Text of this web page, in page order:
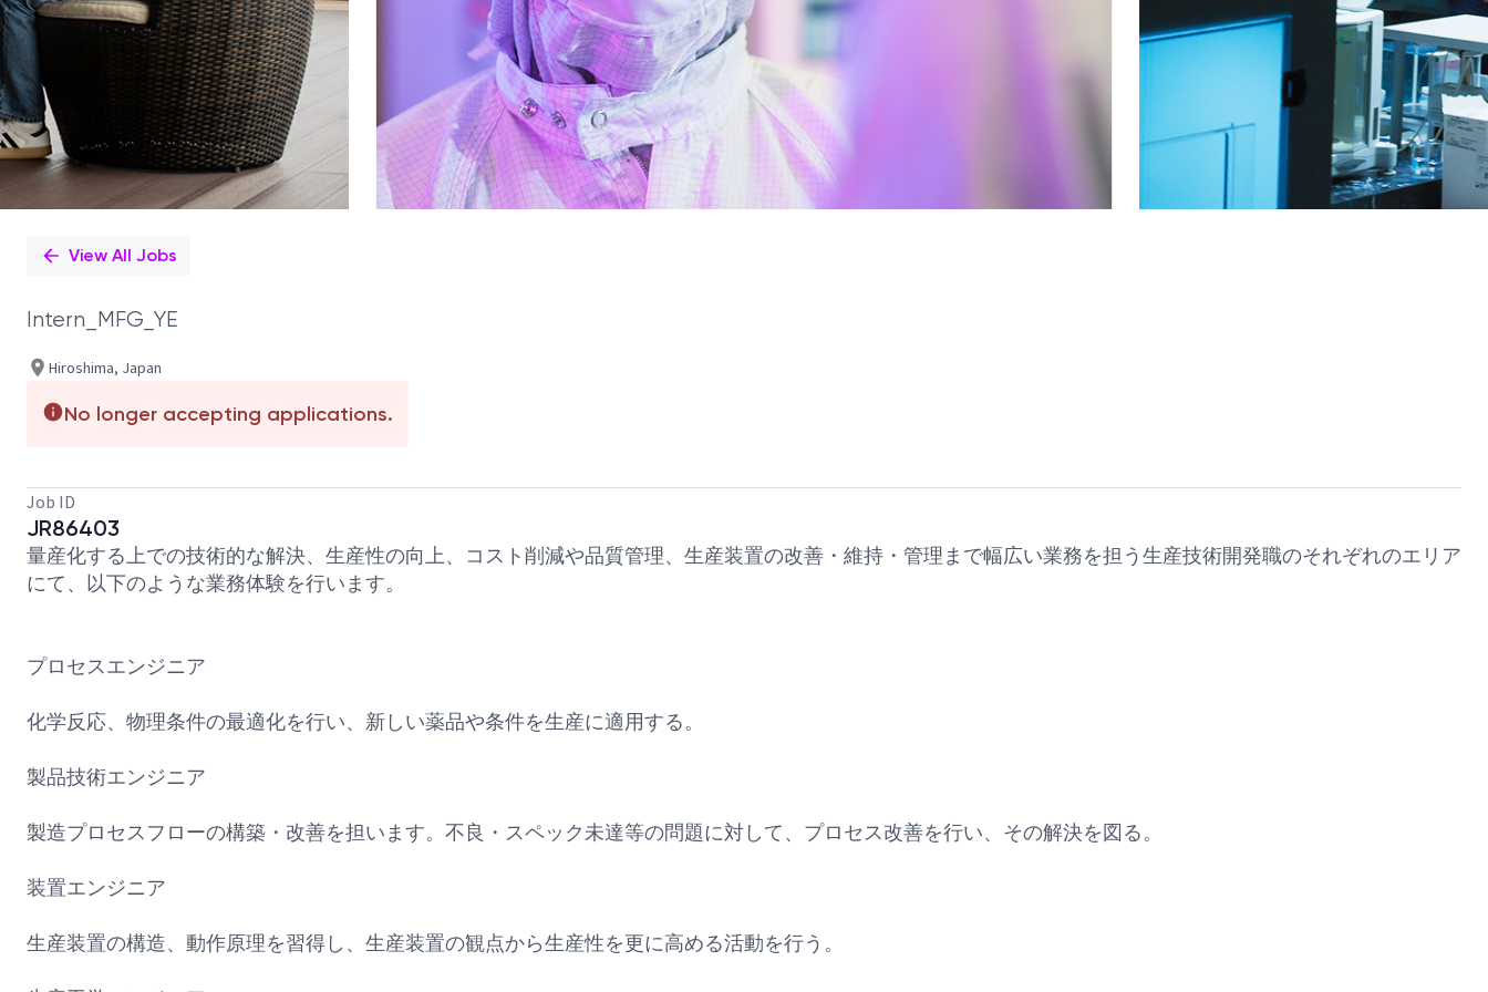
View All Jobs
Intern_MFG_YE
Hiroshima, Japan
No longer accepting applications.
Job ID
JR86403
量産化する上での技術的な解決、生産性の向上、コスト削減や品質管理、生産装置の改善・維持・管理まで幅広い業務を担う生産技術開発職のそれぞれのエリア
にて、以下のような業務体験を行います。
プロセスエンジニア
化学反応、物理条件の最適化を行い、新しい薬品や条件を生産に適用する。
製品技術エンジニア
製造プロセスフローの構築・改善を担います。不良・スペック未達等の問題に対して、プロセス改善を行い、その解決を図る。
装置エンジニア
生産装置の構造、動作原理を習得し、生産装置の観点から生産性を更に高める活動を行う。